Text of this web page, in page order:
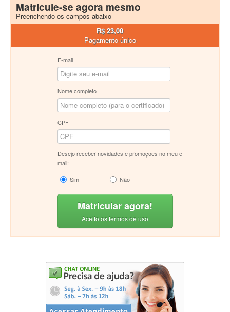
Matricule-se agora mesmo
Preenchendo os campos abaixo
R$ 23,00
Pagamento único
E-mail
Nome completo
CPF
Desejo receber novidades e promoções no meu e-
mail:
Sim
Não
Matricular agora!
Aceito os termos de uso